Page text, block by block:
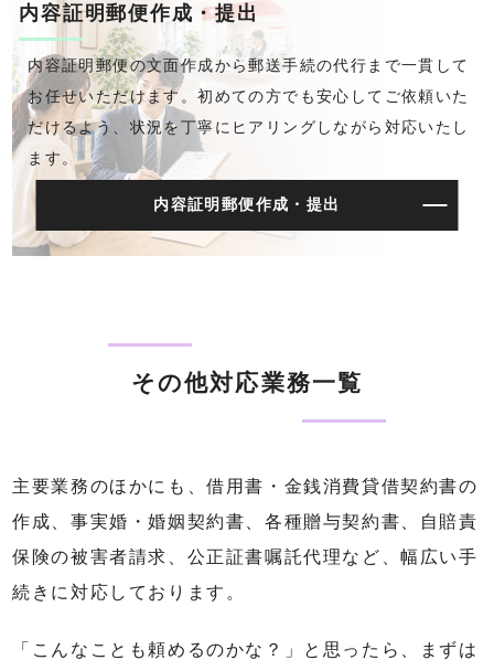
内容証明郵便作成・提出
内容証明郵便の文面作成から郵送手続の代行まで一貫して
お任せいただけます。初めての方でも安心してご依頼いた
だけるよう、状況を丁寧にヒアリングしながら対応いたし
ます。
内容証明郵便作成・提出
その他対応業務一覧
主要業務のほかにも、借用書・金銭消費貸借契約書の
作成、事実婚・婚姻契約書、各種贈与契約書、自賠責
保険の被害者請求、公正証書嘱託代理など、幅広い手
続きに対応しております。
「こんなことも頼めるのかな？」と思ったら、まずは